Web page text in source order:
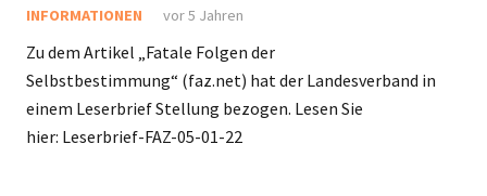
INFORMATIONEN vor 5 Jahren
Zu dem Artikel „Fatale Folgen der
Selbstbestimmung“ (faz.net) hat der Landesverband in
einem Leserbrief Stellung bezogen. Lesen Sie
hier: Leserbrief-FAZ-05-01-22